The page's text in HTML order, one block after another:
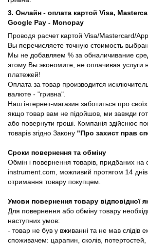
3. Онлайн - оплата картой Visa,
Google Pay - Monopay
Проводя расчет картой Visa/Mastercard/
Вы перечисляете точную стоимость
Мы не добавляем % за обналичивание
этому Вы экономите, не оплачивая услуги
платежей!
Оплата за товар производится
валюте - "гривна".
Наш інтернет-магазин заботиться про своїх
якщо товар вам не підойшов, ми завжди
або повернути гроші. Компанія здійснює
товарів згідно Закону "Про захист прав
Сроки повернення та обміну
Обмін і повернення товарів, придбаних на
instrument.com, можливий протягом 14
отримання товару покупцем.
Умови повернення товару відповідної
Для повернення або обміну товару
наступних умов:
- товар не був у вживанні та не мав слідів
споживачем: царапин, сколів, потертостей,